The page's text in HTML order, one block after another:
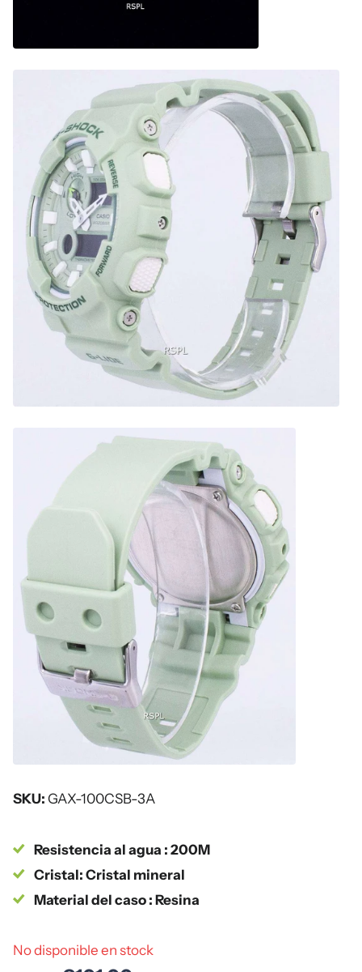
SKU: GAX-100CSB-3A
Resistencia al agua : 200M
Cristal: Cristal mineral
Material del caso : Resina
No disponible en stock